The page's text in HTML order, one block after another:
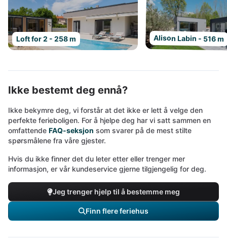
Loft for 2 - 258 m Alison Labin - 516 m
Ikke bestemt deg ennå?
Ikke bekymre deg, vi forstår at det ikke er lett å velge den
perfekte ferieboligen. For å hjelpe deg har vi satt sammen en
omfattende FAQ-seksjon som svarer på de mest stilte
spørsmålene fra våre gjester.
Hvis du ikke finner det du leter etter eller trenger mer
informasjon, er vår kundeservice gjerne tilgjengelig for deg.
Jeg trenger hjelp til å bestemme meg
Finn flere feriehus